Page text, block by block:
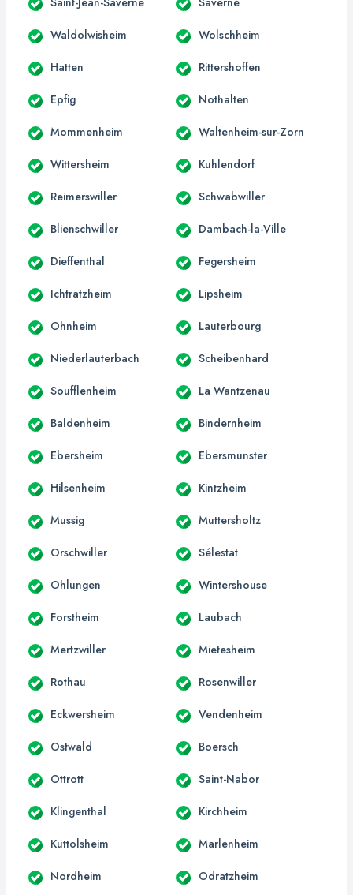
Waldolwisheim Wolschheim
Hatten Rittershoffen
Epfig Nothalten
Mommenheim Waltenheim-sur-Zorn
Wittersheim Kuhlendorf
Reimerswiller Schwabwiller
Blienschwiller Dambach-la-Ville
Dieffenthal Fegersheim
Ichtratzheim Lipsheim
Ohnheim Lauterbourg
Niederlauterbach Scheibenhard
Soufflenheim La Wantzenau
Baldenheim Bindernheim
Ebersheim Ebersmunster
Hilsenheim Kintzheim
Mussig Muttersholtz
Orschwiller Sélestat
Ohlungen Wintershouse
Forstheim Laubach
Mertzwiller Mietesheim
Rothau Rosenwiller
Eckwersheim Vendenheim
Ostwald Boersch
Ottrott Saint-Nabor
Klingenthal Kirchheim
Kuttolsheim Marlenheim
Nordheim Odratzheim